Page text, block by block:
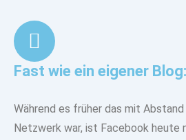
Fast wie ein eigener
Während es früher das mit
Netzwerk war, ist Facebook heute